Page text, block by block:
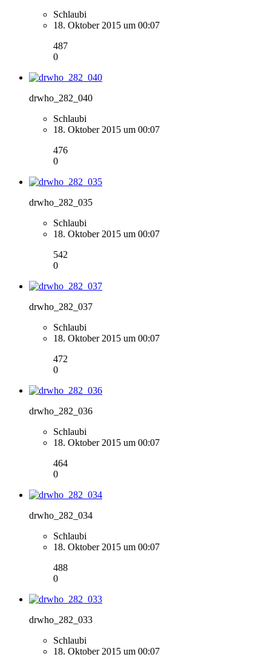
Schlaubi
18. Oktober 2015 um 00:07
487
0
drwho_282_040
Schlaubi
18. Oktober 2015 um 00:07
476
0
drwho_282_035
Schlaubi
18. Oktober 2015 um 00:07
542
0
drwho_282_037
Schlaubi
18. Oktober 2015 um 00:07
472
0
drwho_282_036
Schlaubi
18. Oktober 2015 um 00:07
464
0
drwho_282_034
Schlaubi
18. Oktober 2015 um 00:07
488
0
drwho_282_033
Schlaubi
18. Oktober 2015 um 00:07